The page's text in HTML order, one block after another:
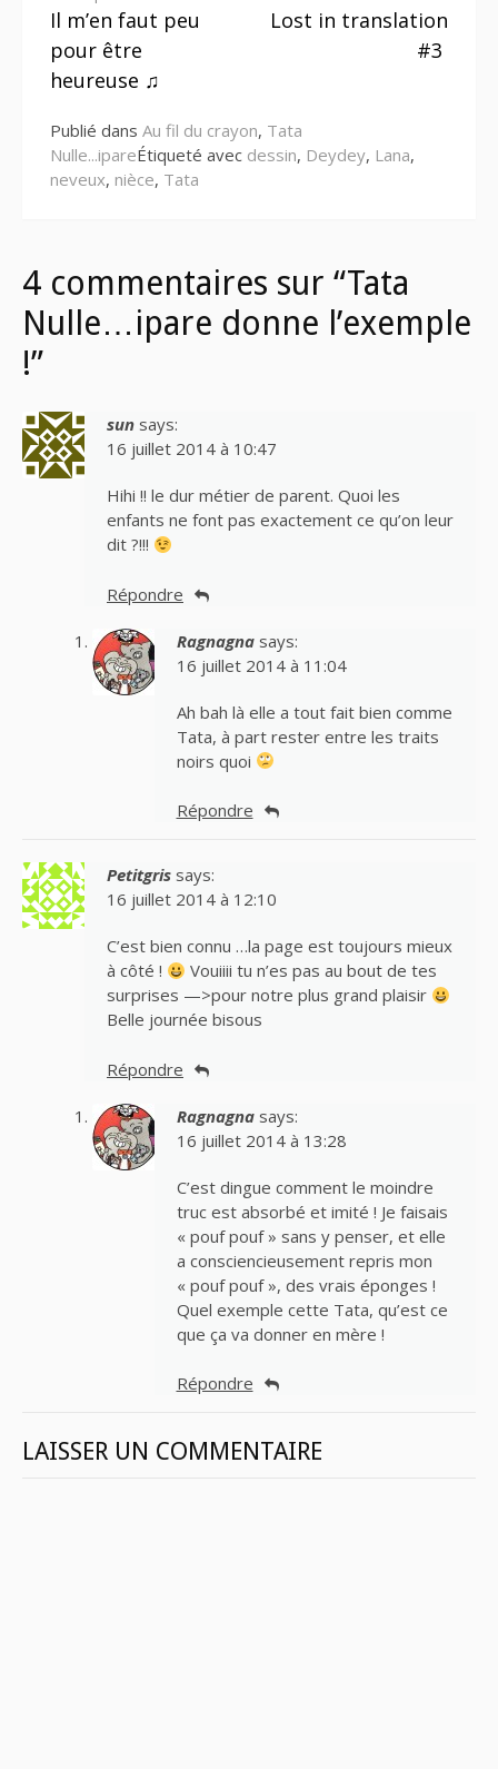
la
suite
Il m’en faut peu
pour être
heureuse ♫
Lost in translation
#3
Publié dans Au fil du crayon, Tata
Nulle...ipareÉtiqueté avec dessin, Deydey, Lana,
neveux, nièce, Tata
4 commentaires sur “Tata
Nulle…ipare donne l’exemple
!”
sun says:
16 juillet 2014 à 10:47
Hihi !! le dur métier de parent. Quoi les
enfants ne font pas exactement ce qu’on leur
dit ?!!!
Répondre
Ragnagna says:
16 juillet 2014 à 11:04
Ah bah là elle a tout fait bien comme
Tata, à part rester entre les traits
noirs quoi
Répondre
Petitgris says:
16 juillet 2014 à 12:10
C’est bien connu …la page est toujours mieux
à côté !
Vouiiii tu n’es pas au bout de tes
surprises —>pour notre plus grand plaisir
Belle journée bisous
Répondre
Ragnagna says:
16 juillet 2014 à 13:28
C’est dingue comment le moindre
truc est absorbé et imité ! Je faisais
« pouf pouf » sans y penser, et elle
a consciencieusement repris mon
« pouf pouf », des vrais éponges !
Quel exemple cette Tata, qu’est ce
que ça va donner en mère !
Répondre
LAISSER UN COMMENTAIRE